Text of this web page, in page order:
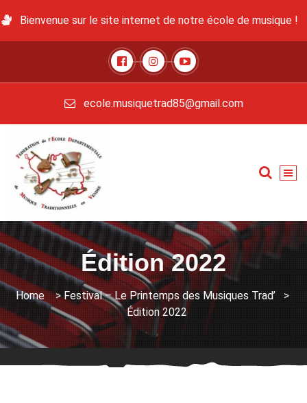
Bienvenue sur le site internet de notre école de musique !
ecole.musiquetrad85@gmail.com
Édition 2022
Home >Festival – Le Printemps des Musiques Trad’
>
Édition 2022